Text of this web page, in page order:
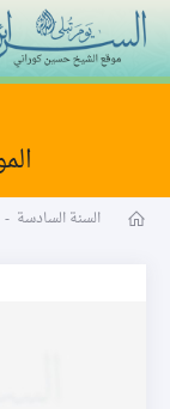
السنة السادسة -